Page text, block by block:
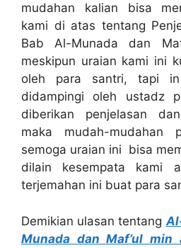
mudahan kalian bisa
kami di atas tentang
Bab Al-Munada dan
meskipun uraian kami ini
oleh para santri, tapi
didampingi oleh ustadz
diberikan penjelasan
maka mudah-mudahan
semoga uraian ini bisa
dilain kesempata kami
terjemahan ini buat para
Demikian ulasan tentang
Munada dan Maf’ul min